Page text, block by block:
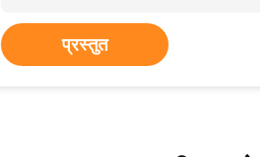
प्रस्तुत